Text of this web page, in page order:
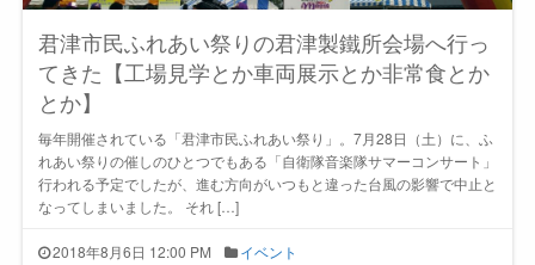
君津市民ふれあい祭りの君津製鐵所会場へ行っ
てきた【工場見学とか車両展示とか非常食とか
とか】
毎年開催されている「君津市民ふれあい祭り」。7月28日（土）に、ふ
れあい祭りの催しのひとつでもある「自衛隊音楽隊サマーコンサート」
行われる予定でしたが、進む方向がいつもと違った台風の影響で中止と
なってしまいました。 それ […]
2018年8月6日 12:00 PM イベント